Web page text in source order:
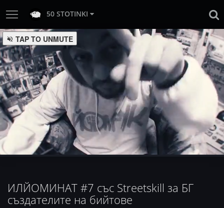
50 STOTINKI
Unmute Loaded:
0%
Progress:
0%
ИЛЙОМИНАТ #7 със Streetskill за БГ
създателите на бийтове